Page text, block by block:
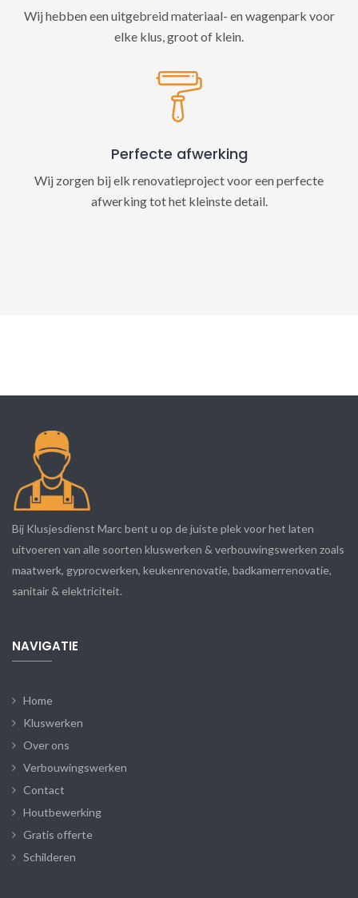
Wij hebben een uitgebreid materiaal- en wagenpark voor
elke klus, groot of klein.
Perfecte afwerking
Wij zorgen bij elk renovatieproject voor een perfecte
afwerking tot het kleinste detail.
Bij Klusjesdienst Marc bent u op de juiste plek voor het laten
uitvoeren van alle soorten kluswerken & verbouwingswerken zoals
maatwerk, gyprocwerken, keukenrenovatie, badkamerrenovatie,
sanitair & elektriciteit.
NAVIGATIE
Home
Kluswerken
Over ons
Verbouwingswerken
Contact
Houtbewerking
Gratis offerte
Schilderen